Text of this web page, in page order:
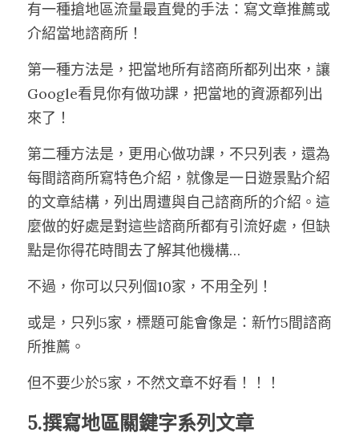
有一種搶地區流量最直覺的手法：寫文章推薦或
介紹當地諮商所！
第一種方法是，把當地所有諮商所都列出來，讓
Google看見你有做功課，把當地的資源都列出
來了！
第二種方法是，更用心做功課，不只列表，還為
每間諮商所寫特色介紹，就像是一日遊景點介紹
的文章結構，列出周遭與自己諮商所的介紹。這
麼做的好處是對這些諮商所都有引流好處，但缺
點是你得花時間去了解其他機構…
不過，你可以只列個10家，不用全列！
或是，只列5家，標題可能會像是：新竹5間諮商
所推薦。
但不要少於5家，不然文章不好看！！！
5.撰寫地區關鍵字系列文章